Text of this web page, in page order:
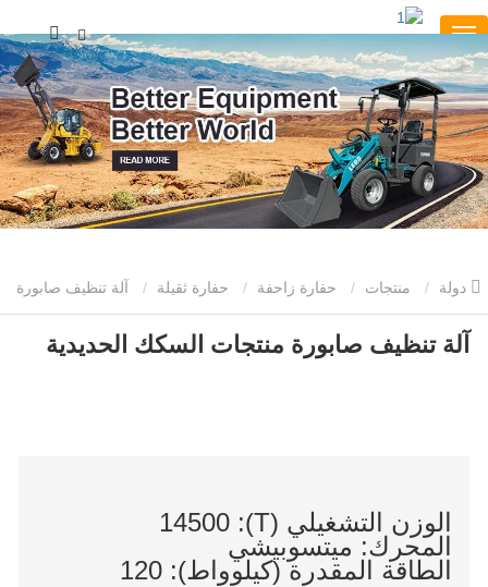
منتجات حفارة زاحفة حفارة ثقيلة آلة تنظيف صابورة
منتجات السكك الحديدية
آلة تنظيف صابورة منتجات السكك الحديدية
الوزن التشغيلي (T): 14500
المحرك: ميتسوبيشي
الطاقة المقدرة (كيلوواط): 120